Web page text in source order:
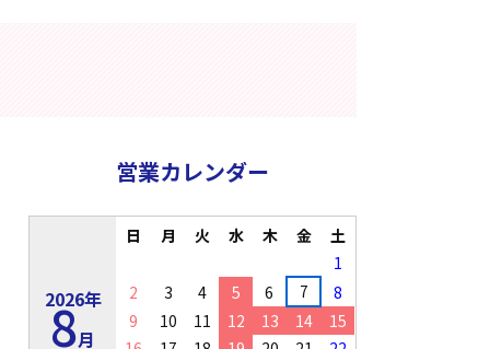
営業カレンダー
2026年
8月
日 月 火 水 木 金
土
1
2
3 4 5 6 7
8
9
10 11 12 13 14
15